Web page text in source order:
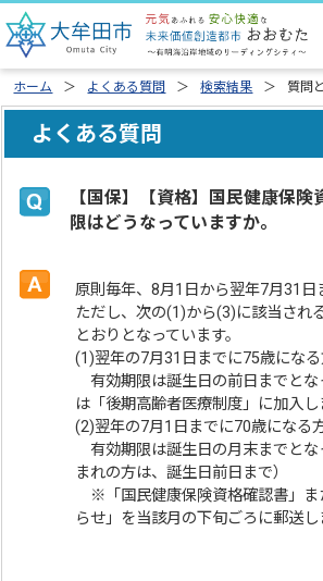
ホーム よくある質問 検索結果 質問
よくある質問
【国保】【資格】国民健康保
限はどうなっていますか。
原則毎年、8月1日から翌年7月31日
ただし、次の(1)から(3)に該当され
とおりとなっています。
(1)翌年の7月31日までに75歳にな
有効期限は誕生日の前日までとな
は「後期高齢者医療制度」に加入し
(2)翌年の7月1日までに70歳になる
有効期限は誕生日の月末までとな
まれの方は、誕生日前日まで）
※「国民健康保険資格確認書」ま
らせ」を当該月の下旬ごろに郵送し